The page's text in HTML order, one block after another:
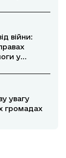
війни:
у
увагу
громадах